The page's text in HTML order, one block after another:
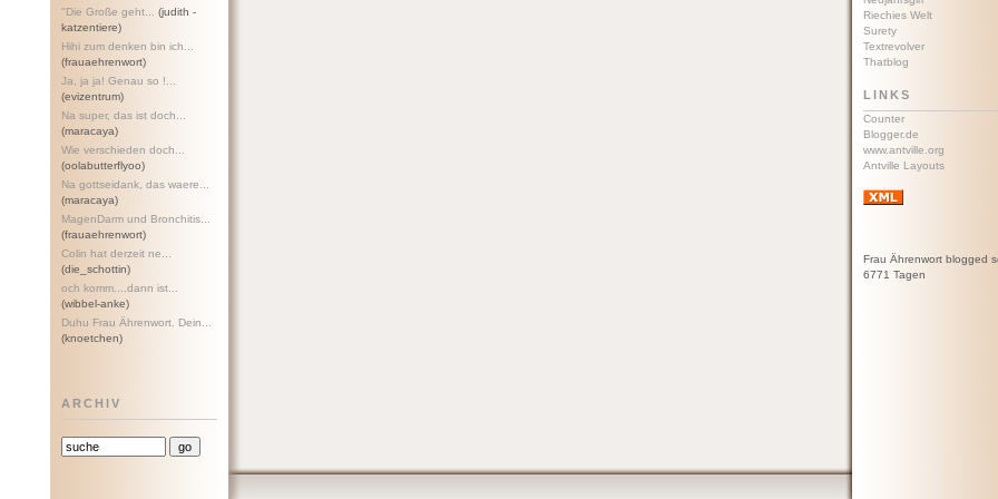
"Die Große geht...
(judith -
katzentiere)
Hihi zum denken bin ich...
(frauaehrenwort)
Ja, ja ja! Genau so !...
(evizentrum)
Na super, das ist doch...
(maracaya)
Wie verschieden doch...
(oolabutterflyoo)
Na gottseidank, das waere...
(maracaya)
MagenDarm und Bronchitis...
(frauaehrenwort)
Colin hat derzeit ne...
(die_schottin)
och komm....dann ist...
(wibbel-anke)
Duhu Frau Ährenwort. Dein...
(knoetchen)
ARCHIV
Riechies Welt
Surety
Textrevolver
Thatblog
LINKS
Counter
Blogger.de
www.antville.org
Antville Layouts
Frau Ährenwort blogged
6771 Tagen